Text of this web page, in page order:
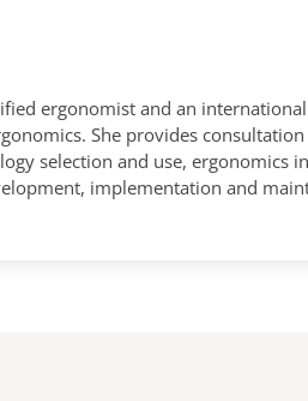
ergonomist and an
She provides
selection and use, ergonomics
implementation and